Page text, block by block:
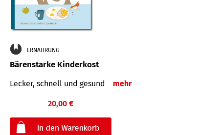
ERNÄHRUNG
Bärenstarke Kinderkost
Lecker, schnell und gesund mehr
20,00 €